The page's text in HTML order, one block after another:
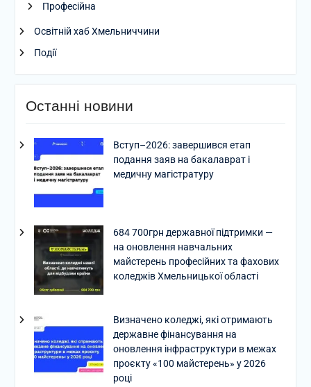
Професійна
Освітній хаб Хмельниччини
Події
Останні новини
Вступ–2026: завершився етап
подання заяв на бакалаврат і
медичну магістратуру
684 700грн державної підтримки —
на оновлення навчальних
майстерень професійних та фахових
коледжів Хмельницької області
Визначено коледжі, які отримають
державне фінансування на
оновлення інфраструктури в межах
проєкту «100 майстерень» у 2026
році